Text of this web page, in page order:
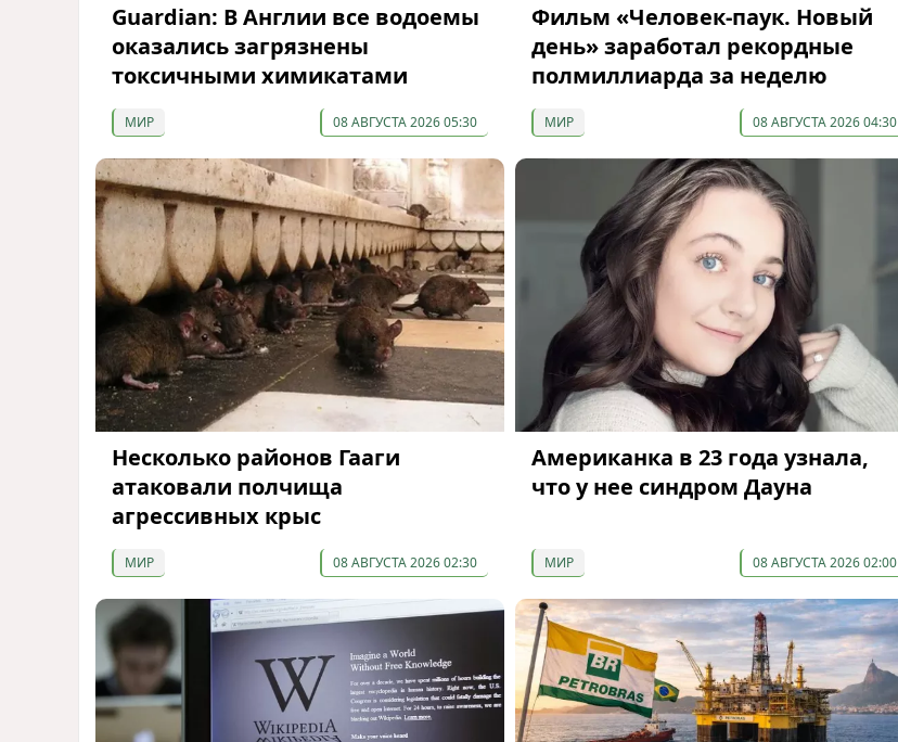
Guardian: В Англии все водоемы
оказались загрязнены
токсичными химикатами
МИР 08 АВГУСТА 2026 05:30
Фильм «Человек-паук. Новый
день» заработал рекордные
полмиллиарда за неделю
МИР 08 АВГУСТА 2026 04:30
Несколько районов Гааги
атаковали полчища
агрессивных крыс
МИР 08 АВГУСТА 2026 02:30
Американка в 23 года узнала,
что у нее синдром Дауна
МИР 08 АВГУСТА 2026 02:00